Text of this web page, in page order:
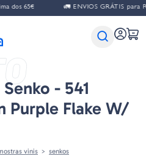
65€ 🚛 ENVIOS GRÁTIS para
- 541
Purple Flake W/
vinis senkos